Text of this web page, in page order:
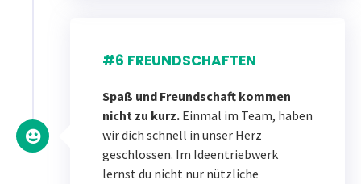
#6 FREUNDSCHAFTEN
Spaß und Freundschaft kommen
nicht zu kurz. Einmal im Team, haben
wir dich schnell in unser Herz
geschlossen. Im Ideentriebwerk
lernst du nicht nur nützliche